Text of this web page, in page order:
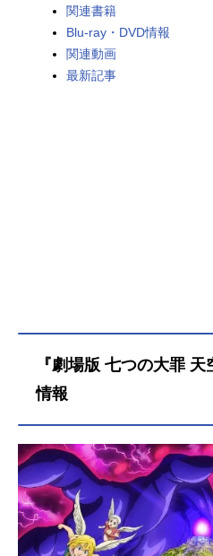
FOLLOW
関連書籍
Blu-ray・DVD情報
関連動画
最新記事
『劇場版 七つの大罪
情報